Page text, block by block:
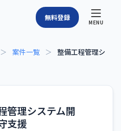
MENU
無料登録
＞ 案件一覧 ＞
整備工程管理シ
管理システム開
支援